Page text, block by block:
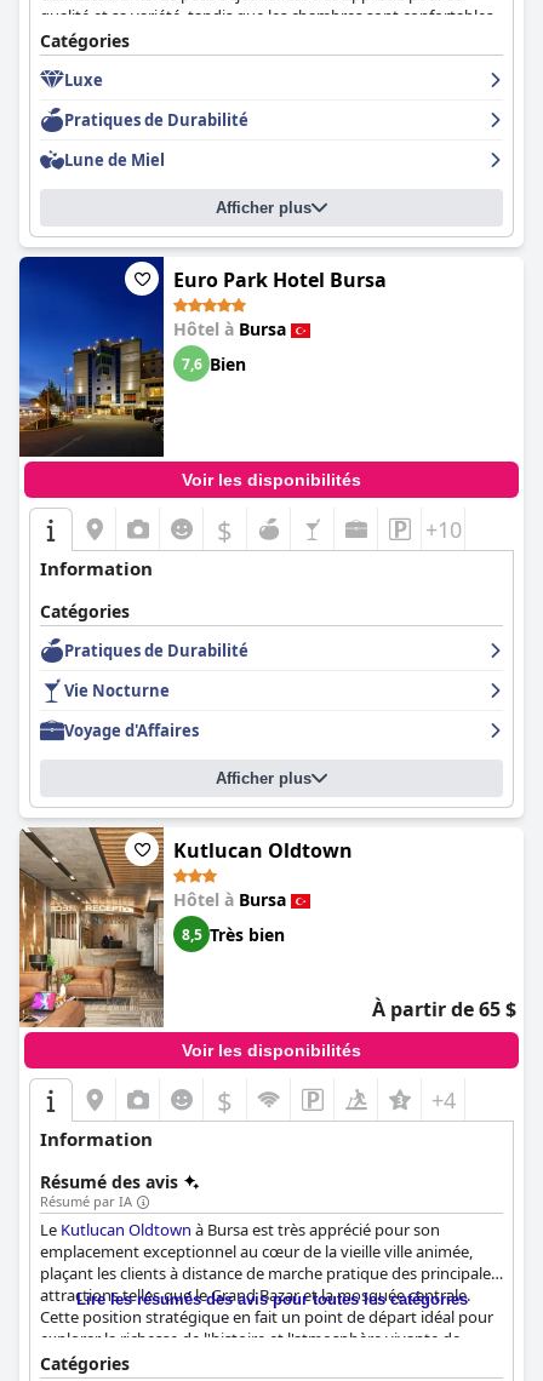
qualité et sa variété, tandis que les chambres sont confortables,
spacieuses et propres, avec des lits et une literie exceptionnels.
Le personnel est amical, professionnel et bien formé. Les clients
apprécient également les impressionnantes installations du spa,
de la salle de sport et du sauna, ainsi que la belle piscine. Les
familles apprécient les consoles de jeux mises à la disposition
des enfants. Malgré quelques commentaires négatifs sur le
drainage et la température de la piscine, les clients ont tout de
même apprécié leur séjour. L'hôtel est parfait pour les voyageurs
d'affaires et est fortement recommandé pour ses équipements
et services luxueux. Cependant, certains clients décrivent l'hôtel
comme médiocre et manquant d'accessibilité et de romantisme.
Dans l'ensemble, leHilton Bursa Convention Center & Spa
un choix de premier ordre pour un séjour confortable et
Catégories
Luxe
Pratiques de Durabilité
Lune de Miel
Afficher plus
Euro Park Hotel Bursa
Hôtel à Bursa
7,6 Bien
Voir les disponibilités
$ +10
Information
Catégories
Pratiques de Durabilité
Vie Nocturne
Voyage d'Affaires
Afficher plus
Kutlucan Oldtown
Hôtel à Bursa
8,5 Très bien
À partir de 65 $
Voir les disponibilités
$ +4
Information
Résumé des avis
Résumé par IA
Le Kutlucan Oldtown à Bursa est très apprécié pour son
emplacement exceptionnel au cœur de la vieille ville animée,
plaçant les clients à distance de marche pratique des principales
attractions telles que le Grand Bazar et la mosquée centrale.
Cette position stratégique en fait un point de départ idéal pour
explorer la richesse de l'histoire et l'atmosphère vivante de
Bursa.
Lire les résumés des avis pour toutes les catégories
Catégories